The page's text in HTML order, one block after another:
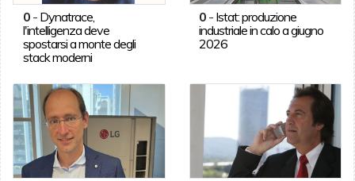
0- Dynatrace,
l'intelligenza deve
spostarsi a monte degli
stack moderni
0 - Istat: produzione
industriale in calo a giugno
2026